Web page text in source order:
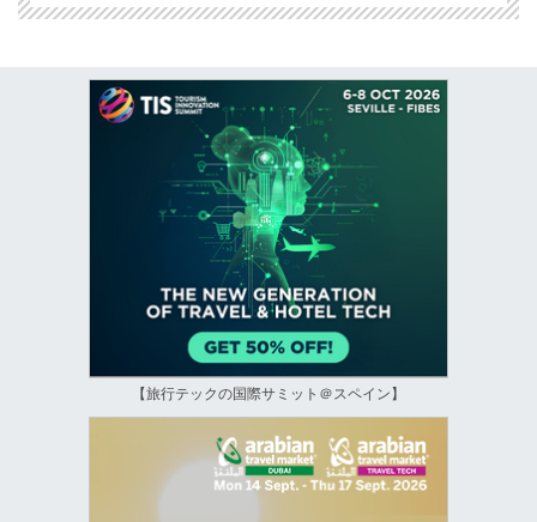
【旅行テックの国際サミット＠スペイン】